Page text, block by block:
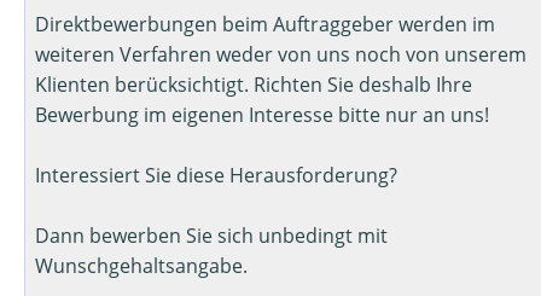
Direktbewerbungen beim Auftraggeber werden im
weiteren Verfahren weder von uns noch von unserem
Klienten berücksichtigt. Richten Sie deshalb Ihre
Bewerbung im eigenen Interesse bitte nur an uns!
Interessiert Sie diese Herausforderung?
Dann bewerben Sie sich unbedingt mit
Wunschgehaltsangabe.